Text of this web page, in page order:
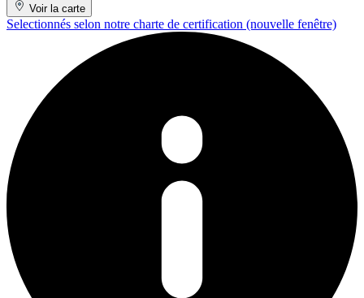
Voir la carte
Selectionnés selon notre charte de certification (nouvelle fenêtre)